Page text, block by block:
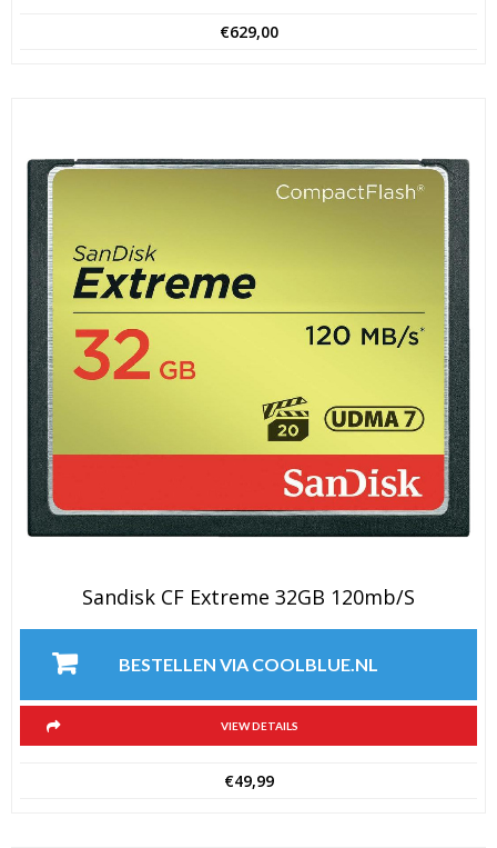
€629,00
Sandisk CF Extreme 32GB 120mb/s
BESTELLEN VIA COOLBLUE.NL
VIEW DETAILS
€49,99